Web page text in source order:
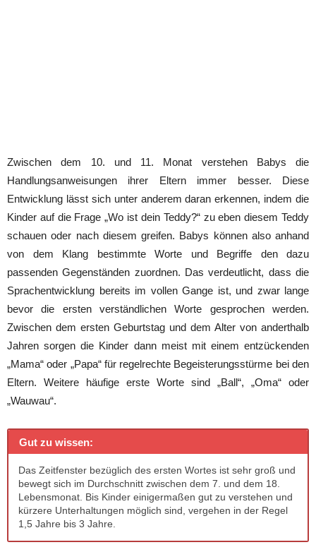
Zwischen dem 10. und 11. Monat verstehen Babys die
Handlungsanweisungen ihrer Eltern immer besser. Diese
Entwicklung lässt sich unter anderem daran erkennen, indem die
Kinder auf die Frage „Wo ist dein Teddy?“ zu eben diesem Teddy
schauen oder nach diesem greifen. Babys können also anhand
von dem Klang bestimmte Worte und Begriffe den dazu
passenden Gegenständen zuordnen. Das verdeutlicht, dass die
Sprachentwicklung bereits im vollen Gange ist, und zwar lange
bevor die ersten verständlichen Worte gesprochen werden.
Zwischen dem ersten Geburtstag und dem Alter von anderthalb
Jahren sorgen die Kinder dann meist mit einem entzückenden
„Mama“ oder „Papa“ für regelrechte Begeisterungsstürme bei den
Eltern. Weitere häufige erste Worte sind „Ball“, „Oma“ oder
„Wauwau“.
Gut zu wissen:
Das Zeitfenster bezüglich des ersten Wortes ist sehr groß und
bewegt sich im Durchschnitt zwischen dem 7. und dem 18.
Lebensmonat. Bis Kinder einigermaßen gut zu verstehen und
kürzere Unterhaltungen möglich sind, vergehen in der Regel
1,5 Jahre bis 3 Jahre.